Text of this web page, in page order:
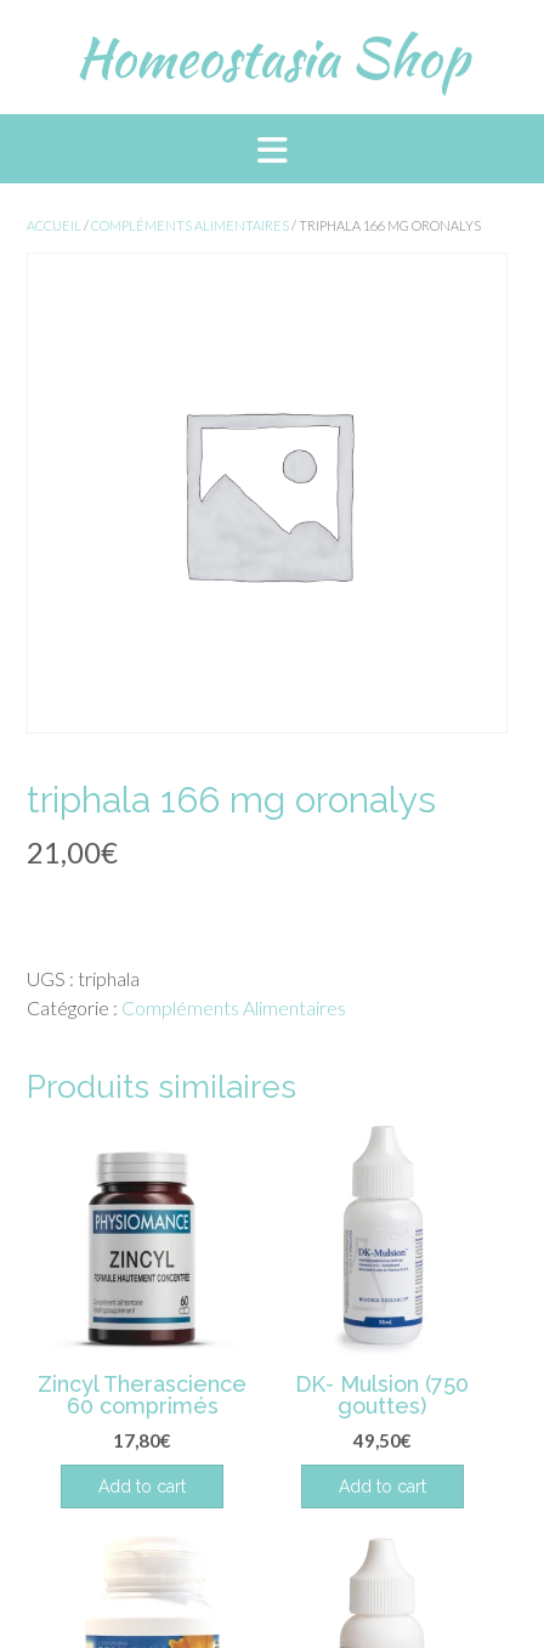
Homeostasia Shop
ACCUEIL /COMPLÉMENTS ALIMENTAIRES/ TRIPHALA 166 MG ORONALYS
triphala 166 mg oronalys
21,00€
UGS : triphala
Catégorie : Compléments Alimentaires
Produits similaires
Zincyl Therascience
60 comprimés
17,80€
Add to cart
DK- Mulsion (750
gouttes)
49,50€
Add to cart